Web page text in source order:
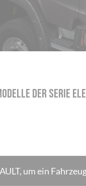
der Serie
um ein